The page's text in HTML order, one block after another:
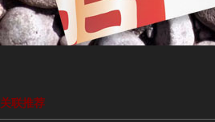
关联推荐